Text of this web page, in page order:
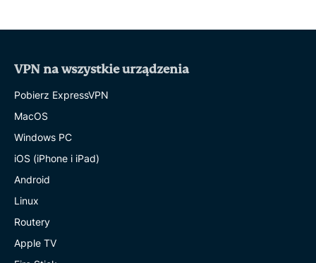
VPN na wszystkie urządzenia
Pobierz ExpressVPN
MacOS
Windows PC
iOS (iPhone i iPad)
Android
Linux
Routery
Apple TV